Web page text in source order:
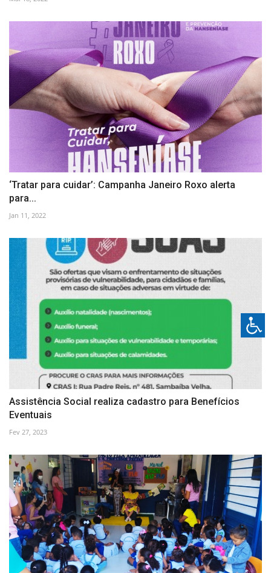
‘Tratar para cuidar’: Campanha Janeiro Roxo alerta
para...
Jan 11, 2022
Assistência Social realiza cadastro para Benefícios
Eventuais
Fev 27, 2023